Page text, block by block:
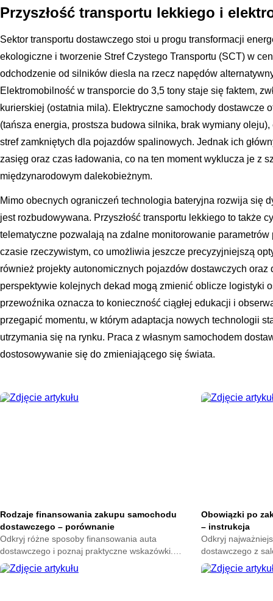
Przyszłość transportu lekkiego i
Sektor transportu dostawczego stoi u progu transformacji
ekologiczne i tworzenie Stref Czystego Transportu (SCT) w
odchodzenie od silników diesla na rzecz napędów
Elektromobilność w transporcie do 3,5 tony staje się faktem,
kurierskiej (ostatnia mila). Elektryczne samochody dostawcze
(tańsza energia, prostsza budowa silnika, brak wymiany
stref zamkniętych dla pojazdów spalinowych. Jednak ich
zasięg oraz czas ładowania, co na ten moment wyklucza je z
międzynarodowym dalekobieżnym.
Mimo obecnych ograniczeń technologia bateryjna rozwija się
jest rozbudowywana. Przyszłość transportu lekkiego to także
telematyczne pozwalają na zdalne monitorowanie
czasie rzeczywistym, co umożliwia jeszcze precyzyjniejszą
również projekty autonomicznych pojazdów dostawczych oraz
perspektywie kolejnych dekad mogą zmienić oblicze logistyki
przewoźnika oznacza to konieczność ciągłej edukacji i
przegapić momentu, w którym adaptacja nowych technologii
utrzymania się na rynku. Praca z własnym samochodem
dostosowywanie się do zmieniającego się świata.
Rodzaje finansowania zakupu samochodu
dostawczego – porównanie
Odkryj różne sposoby finansowania auta
dostawczego i poznaj praktyczne wskazówki.
Zdobądź wiedzę, która ułatwi wybór oraz zapewni
bezpieczeństwo w codziennym użytkowaniu.
Obowiązki po
– instrukcja
Odkryj
dostawczego z
ułatwi
użytkowaniu.